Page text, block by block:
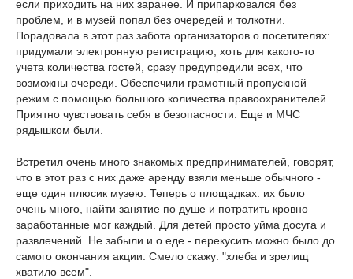
если приходить на них заранее. И припарковался без
проблем, и в музей попал без очередей и толкотни.
Порадовала в этот раз забота организаторов о посетителях:
придумали электронную регистрацию, хоть для какого-то
учета количества гостей, сразу предупредили всех, что
возможны очереди. Обеспечили грамотный пропускной
режим с помощью большого количества правоохранителей.
Приятно чувствовать себя в безопасности. Еще и МЧС
рядышком были.
Встретил очень много знакомых предпринимателей, говорят,
что в этот раз с них даже аренду взяли меньше обычного -
еще один плюсик музею. Теперь о площадках: их было
очень много, найти занятие по душе и потратить кровно
заработанные мог каждый. Для детей просто уйма досуга и
развлечений. Не забыли и о еде - перекусить можно было до
самого окончания акции. Смело скажу: "хлеба и зрелищ
хватило всем".